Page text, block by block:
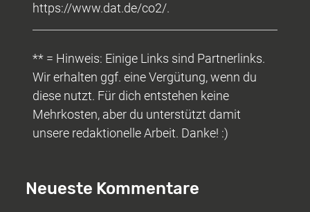
https://www.dat.de/co2/.
** = Hinweis: Einige Links sind Partnerlinks.
Wir erhalten ggf. eine Vergütung, wenn du
diese nutzt. Für dich entstehen keine
Mehrkosten, aber du unterstützt damit
unsere redaktionelle Arbeit. Danke! :)
Neueste Kommentare